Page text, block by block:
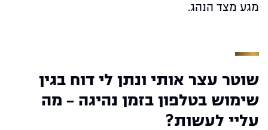
מגע מצד הנהג.
שוטר עצר אותי ונתן לי דוח בגין
שימוש בטלפון בזמן נהיגה - מה
עליי לעשות?